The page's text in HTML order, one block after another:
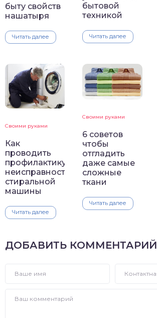
быту свойств
нашатыря
Читать далее
бытовой
техникой
Читать далее
Своими руками
Как
проводить
профилактику
неисправностей
стиральной
машины
Читать далее
Своими руками
6 советов
чтобы
отгладить
даже самые
сложные
ткани
Читать далее
ДОБАВИТЬ КОММЕНТАРИЙ